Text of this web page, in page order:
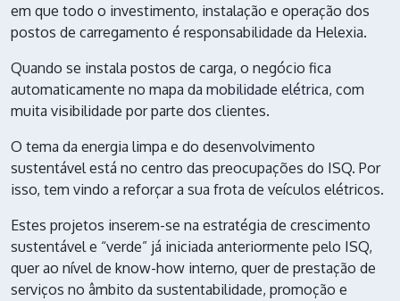
em que todo o investimento, instalação e operação dos
postos de carregamento é responsabilidade da Helexia.
Quando se instala postos de carga, o negócio fica
automaticamente no mapa da mobilidade elétrica, com
muita visibilidade por parte dos clientes.
O tema da energia limpa e do desenvolvimento
sustentável está no centro das preocupações do ISQ. Por
isso, tem vindo a reforçar a sua frota de veículos elétricos.
Estes projetos inserem-se na estratégia de crescimento
sustentável e “verde” já iniciada anteriormente pelo ISQ,
quer ao nível de know-how interno, quer de prestação de
serviços no âmbito da sustentabilidade, promoção e